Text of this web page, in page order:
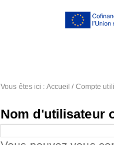
Vous êtes ici : Accueil / Compte
Nom d'utilisateur